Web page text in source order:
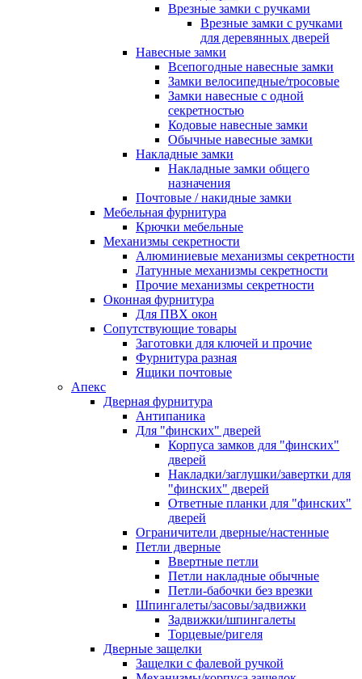
Врезные замки с ручками
Врезные замки с ручками
для деревянных дверей
Навесные замки
Всепогодные навесные замки
Замки велосипедные/тросовые
Замки навесные с одной
секретностью
Кодовые навесные замки
Обычные навесные замки
Накладные замки
Накладные замки общего
назначения
Почтовые / накидные замки
Мебельная фурнитура
Крючки мебельные
Механизмы секретности
Алюминиевые механизмы секретности
Латунные механизмы секретности
Прочие механизмы секретности
Оконная фурнитура
Для ПВХ окон
Сопутствующие товары
Заготовки для ключей и прочие
Фурнитура разная
Ящики почтовые
Апекс
Дверная фурнитура
Антипаника
Для "финских" дверей
Корпуса замков для "финских"
дверей
Накладки/заглушки/завертки для
"финских" дверей
Ответные планки для "финских"
дверей
Ограничители дверные/настенные
Петли дверные
Ввертные петли
Петли накладные обычные
Петли-бабочки без врезки
Шпингалеты/засовы/задвижки
Задвижки/шпингалеты
Торцевые/ригеля
Дверные защелки
Защелки с фалевой ручкой